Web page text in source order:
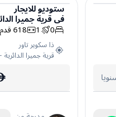
ستوديو
ستوديوللايجار
فيقرية جميرا
0
1
618
ذا سكوير تاور
قرية جميرا الدائرية -